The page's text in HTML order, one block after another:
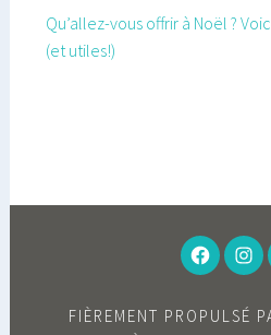
Qu’allez-vous offrir à Noël ?
(et utiles!)
FIÈREMENT PROPULSÉ